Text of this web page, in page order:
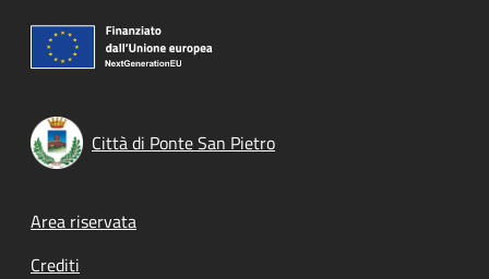
Città di Ponte San Pietro
Footer menu
Area riservata
Crediti